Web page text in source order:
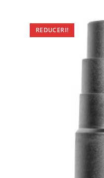
REDUCERI!